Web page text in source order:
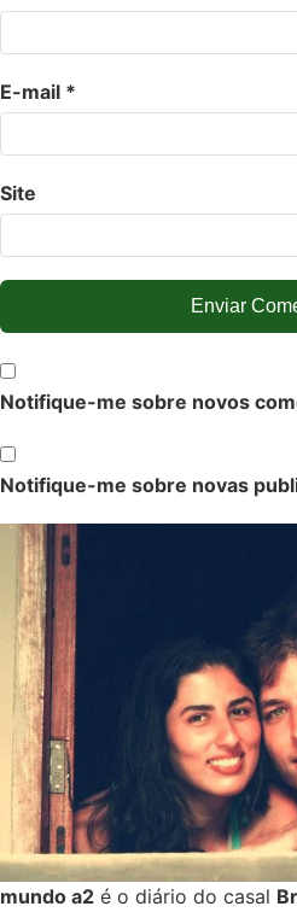
E-mail *
Site
Notifique-me sobre novos
Notifique-me sobre novas
mundo a2 é o diário do casal